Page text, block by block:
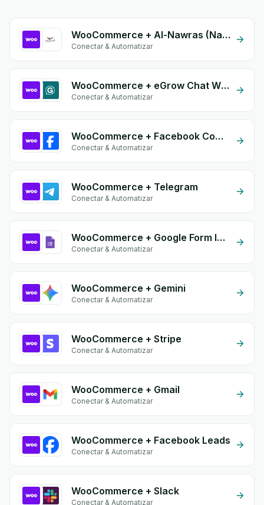
WooCommerce + Al-Nawras (Nawris)
Conectar & Automatizar
WooCommerce + eGrow Chat Widget
Conectar & Automatizar
WooCommerce + Facebook Commerce
Conectar & Automatizar
WooCommerce + Telegram
Conectar & Automatizar
WooCommerce + Google Form Integration
Conectar & Automatizar
WooCommerce + Gemini
Conectar & Automatizar
WooCommerce + Stripe
Conectar & Automatizar
WooCommerce + Gmail
Conectar & Automatizar
WooCommerce + Facebook Leads
Conectar & Automatizar
WooCommerce + Slack
Conectar & Automatizar